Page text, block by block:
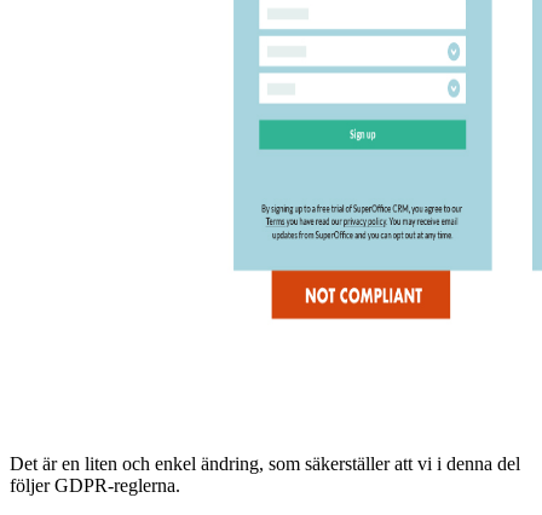
Det är en liten och enkel ändring, som säkerställer att vi i denna del
följer GDPR-reglerna.